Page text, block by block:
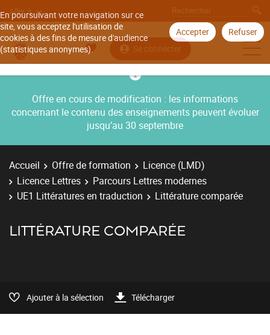
En poursuivant votre navigation sur ce
site, vous acceptez l'utilisation de
cookies à des fins de mesure d'audience
(statistiques anonymes).
Accepter Refuser
Aller à
Se connecter
Offre en cours de modification : les informations
concernant le contenu des enseignements peuvent évoluer
jusqu’au 30 septembre
Accueil Offre de formation
Licence (LMD)
Licence Lettres
Parcours Lettres modernes
UE1 Littératures en traduction
Littérature comparée
LITTÉRATURE COMPARÉE
Ajouter à la sélection Télécharger